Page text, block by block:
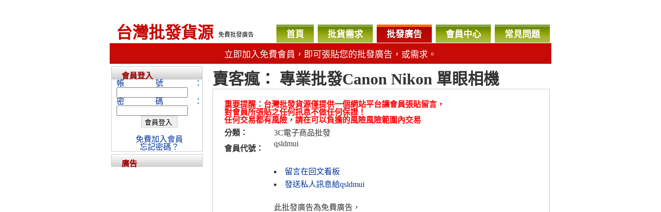
台灣批發貨源 免費批發廣告 首頁 批貨需求 批發廣告 會員中心 常見問題
立即加入免費會員，即可張貼您的批發廣告，或需求。
賣客瘋： 專業批發Canon Nikon 單眼相機
重要提醒：台灣批發貨源僅提供一個網站平台讓會員張貼留言，
對會員所張貼之任何訊息不做任何保證！
任何交易都有風險，請在可以負擔的風險風險範圍內交易
分類：
3C電子商品批發
會員代號：
qsldmui
留言在回文看板
發送私人訊息給qsldmui
此批發廣告為免費廣告，
會員登入
帳號：
密碼：
免費加入會員
忘記密碼？
廣告